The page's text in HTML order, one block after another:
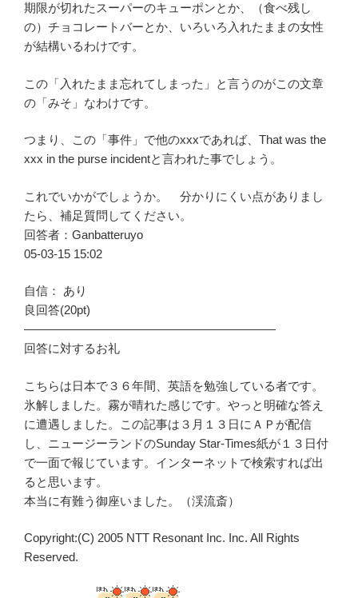
期限が切れたスーパーのキューポンとか、（食べ残し
の）チョコレートバーとか、いろいろ入れたままの女性
が結構いるわけです。
この「入れたまま忘れてしまった」と言うのがこの文章
の「みそ」なわけです。
つまり、この「事件」で他のxxxであれば、That was the
xxx in the purse incidentと言われた事でしょう。
これでいかがでしょうか。 分かりにくい点がありまし
たら、補足質問してください。
回答者：Ganbatteruyo
05-03-15 15:02
自信： あり
良回答(20pt)
—————————————————————
回答に対するお礼
こちらは日本で３６年間、英語を勉強している者です。
氷解しました。霧が晴れた感じです。やっと明確な答え
に遭遇しました。この記事は３月１３日にＡＰが配信
し、ニュージーランドのSunday Star-Times紙が１３日付
で一面で報じています。インターネットで検索すれば出
ると思います。
本当に有難う御座いました。（渓流斎）
Copyright:(C) 2005 NTT Resonant Inc. Inc. All Rights
Reserved.